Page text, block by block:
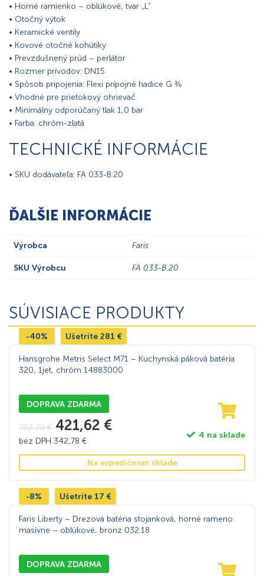
• Horné ramienko – oblúkové, tvar „L“
• Otočný výtok
• Keramické ventily
• Kovové otočné kohútiky
• Prevzdušnený prúd – perlátor
• Rozmer prívodov: DN15
• Spôsob pripojenia: Flexi prípojné hadice G ⅜
• Vhodné pre prietokový ohrievač
• Minimálny odporúčaný tlak 1,0 bar
• Farba: chróm-zlatá
TECHNICKÉ INFORMÁCIE
• SKU dodávateľa: FA 033-B.20
ĎALŠIE INFORMÁCIE
Výrobca Faris
SKU Výrobcu FA 033-B.20
SÚVISIACE PRODUKTY
-40% Ušetríte 281 €
Hansgrohe Metris Select M71 – Kuchynská páková batéria
320, 1jet, chróm 14883000
DOPRAVA ZDARMA
702,70€ 421,62 €
bez DPH 342,78 €
4 na sklade
Na expedičnom sklade
-8% Ušetríte 17 €
Faris Liberty – Drezová batéria stojanková, horné rameno
masívne – oblúkové, bronz 032.18
DOPRAVA ZDARMA